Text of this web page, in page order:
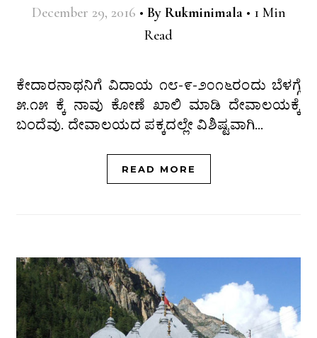
December 29, 2016 • By Rukminimala • 1 Min
Read
ಕೇದಾರನಾಥನಿಗೆ ವಿದಾಯ ೧೮-೯-೨೦೧೬ರಂದು ಬೆಳಗ್ಗೆ
೫.೧೫ ಕ್ಕೆ ನಾವು ಕೋಣೆ ಖಾಲಿ ಮಾಡಿ ದೇವಾಲಯಕ್ಕೆ
ಬಂದೆವು. ದೇವಾಲಯದ ಪಕ್ಕದಲ್ಲೇ ವಿಶಿಷ್ಟವಾಗಿ…
READ MORE